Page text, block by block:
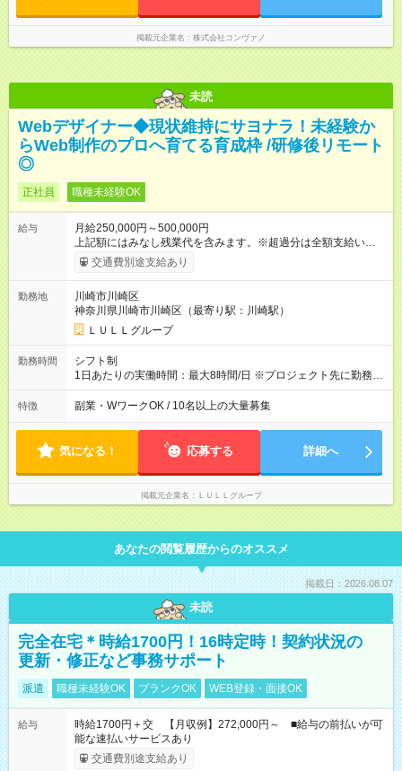
（契約社員） 給与：月給 220,000円以上 上記額にはみなし残業
代 8,552円／月 みなし残業時間 5.5時間／月
掲載元企業名 株式会社コンヴァノ
未読
Webデザイナー◆現状維持にサヨナラ！未経験か
らWeb制作のプロへ育てる育成枠 /研修後リモート
◎
正社員 職種未経験OK
給与
月給250,000円～500,000円
上記額にはみなし残業代を含みます。※超過分は全額支給いたし
ます。 みなし残業代 21,675円／月 みなし残業時間 12時間／月 -
------------------------------------------------------- ≪経験者の方は以下と
万円～＋業績賞与＋交通費＋各種手当 ※固定残業代（30時間/6
万6，610円分）を含む。超過分は追加支給いたします 能力やス
キルを考慮し初任給を決定。経験者の方は前給考慮も可能で
す！ ◎昇給年1回（研修終了後） ◎賞与年2回（2月・8月）＋業
績賞与あり ◤スキルアップも、収入アップも。◢ 入社後の成長
や頑張りは、しっかり給与で還元しています。 実際にほぼ全員
上アップした社員も。 エンジニアへの還元率は業界高水準の
87％。 スキルを磨いた分だけ、収入アップも目指せる環境で
す！ 【試用期間】試用期間あり 試用期間の長さ：6ヶ月 ※ 雇用
形態と給与に、本採用時と異なる部分があります。 雇用形態：
中途採用（契約社員） 給与：月給 230,000円以上 上記額にはみ
なし残業代を含みます。※超過分は全額支給いたします。 みな
別途支給いたします ※研修期間中（最大12ヶ月間）も、試用期
交通費別途支給あり
勤務地
川崎市川崎区
神奈川県川崎市川崎区（最寄り駅：川崎駅）
ＬＵＬＬグループ
勤務時間
シフト制
1日あたりの実働時間：最大8時間/日 ※プロジェクト先に勤務時
間は異なります 【シフト例】 ・10時00分～19時00分 ・9時00
分～18時00分 平均残業時間：月10時間以内
特徴 副業・WワークOK / 10名以上の大量募集
気になる！ 応募する 詳細へ
掲載元企業名 ＬＵＬＬグループ
あなたの閲覧履歴からのオススメ
掲載日：2026.08.07
未読
完全在宅＊時給1700円！16時定時！契約状況の
更新・修正など事務サポート
派遣 職種未経験OK ブランクOK WEB登録・面接OK
給与
時給1700円＋交 【月収例】272,000円～ ■給与の前払いが可
能な速払いサービスあり
交通費別途支給あり